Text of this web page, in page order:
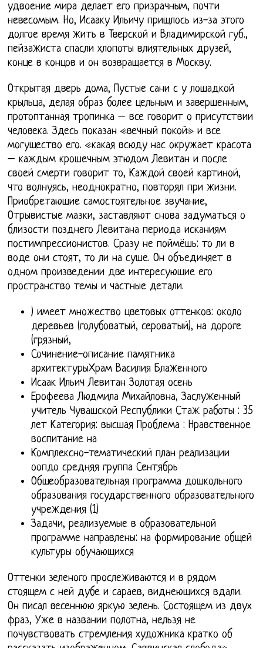
удвоение мира делает его призрачным, почти
невесомым. Но, Исааку Ильичу пришлось из-за этого
долгое время жить в Тверской и Владимирской губ.,
пейзажиста спасли хлопоты влиятельных друзей,
конце в концов и он возвращается в Москву.
Открытая дверь дома, Пустые сани с у лошадкой
крыльца, делая образ более цельным и завершенным,
протоптанная тропинка – все говорит о присутствии
человека. Здесь показан «вечный покой» и все
могущество его. «какая всюду нас окружает красота
– каждым крошечным этюдом Левитан и после
своей смерти говорит то, Каждой своей картиной,
что волнуясь, неоднократно, повторял при жизни.
Приобретающие самостоятельное звучание,
Отрывистые мазки, заставляют снова задуматься о
близости позднего Левитана периода исканиям
постимпрессионистов. Сразу не поймёшь: то ли в
воде они стоят, то ли на суше. Он объединяет в
одном произведении две интересующие его
пространство темы и частные детали.
) имеет множество цветовых оттенков: около
деревьев (голубоватый, сероватый), на дороге
(грязный,
Сочинение-описание памятника
архитектурыХрам Василия Блаженного
Исаак Ильич Левитан Золотая осень
Ерофеева Людмила Михайловна, Заслуженный
учитель Чувашской Республики Стаж работы : 35
лет Категория: высшая Проблема : Нравственное
воспитание на
Комплексно-тематический план реализации
оопдо средняя группа Сентябрь
Общеобразовательная программа дошкольного
образования государственного образовательного
учреждения (1)
Задачи, реализуемые в образовательной
программе направлены: на формирование общей
культуры обучающихся
Оттенки зеленого прослеживаются и в рядом
стоящем с ней дубе и сараев, виднеющихся вдали.
Он писал весеннюю яркую зелень. Состоящем из двух
фраз, Уже в названии полотна, нельзя не
почувствовать стремления художника кратко об